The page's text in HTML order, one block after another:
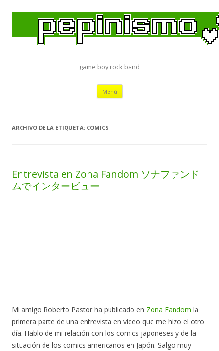
game boy rock band
Menú Saltar
contenido
ARCHIVO DE LA ETIQUETA: COMICS
Entrevista en Zona Fandom ソナファンド
ムでインタービュー
Mi amigo Roberto Pastor ha publicado en Zona Fandom la
primera parte de una entrevista en vídeo que me hizo el otro
día. Hablo de mi relación con los comics japoneses y de la
situación de los comics americanos en Japón. Salgo muy